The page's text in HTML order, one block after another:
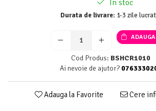
In stoc
Durata de livrare: 1-3 zile
Cod Produs: BSHCR1010
Ai nevoie de ajutor?
Adauga la Favorite Cere